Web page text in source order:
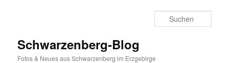
Schwarzenberg-Blog
Fotos & Neues aus Schwarzenberg im Erzgebirge